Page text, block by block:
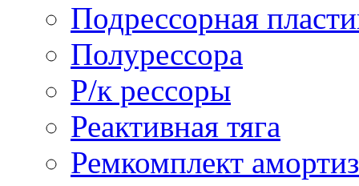
Подрессорная
Полурессора
Р/к рессоры
Реактивная тяга
Ремкомплект